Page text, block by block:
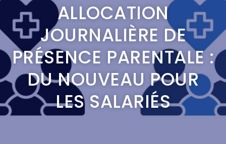
ALLOCATION
JOURNALIÈRE DE
PRÉSENCE PARENTALE :
DU NOUVEAU POUR
LES SALARIÉS